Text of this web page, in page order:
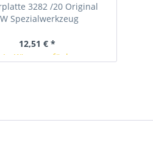
3282 /20 Original
Spezialwerkzeug
12,51 € *
In Kürze verfügbar